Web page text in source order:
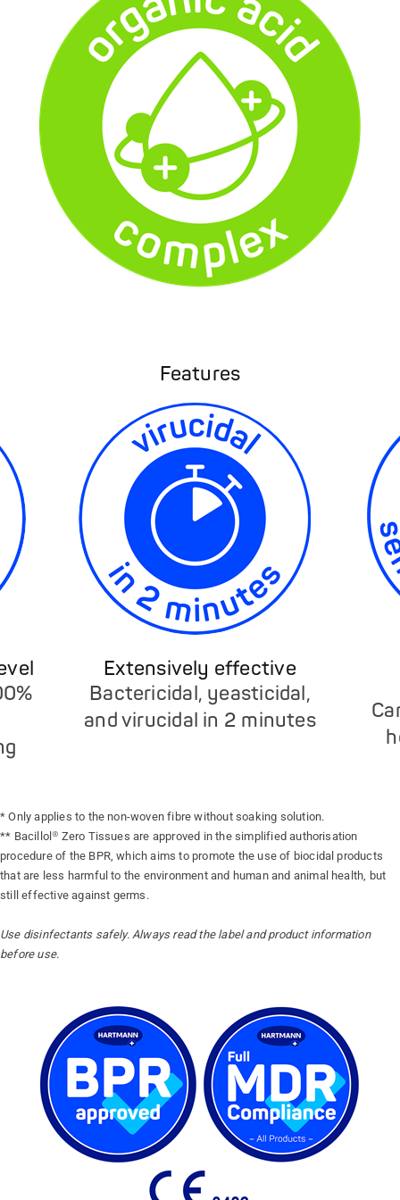
Features
Extensively effective
Bactericidal, yeasticidal,
and virucidal in 2 minutes
* Only applies to the non-woven fibre without soaking solution.
** Bacillol® Zero Tissues are approved in the simplified authorisation
procedure of the BPR, which aims to promote the use of biocidal products
that are less harmful to the environment and human and animal health, but
still effective against germs.
Use disinfectants safely. Always read the label and product information
before use.